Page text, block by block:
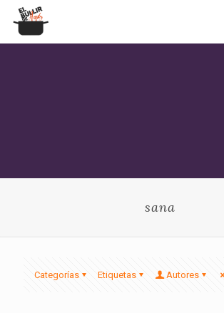
sana
Categorías Etiquetas Autores